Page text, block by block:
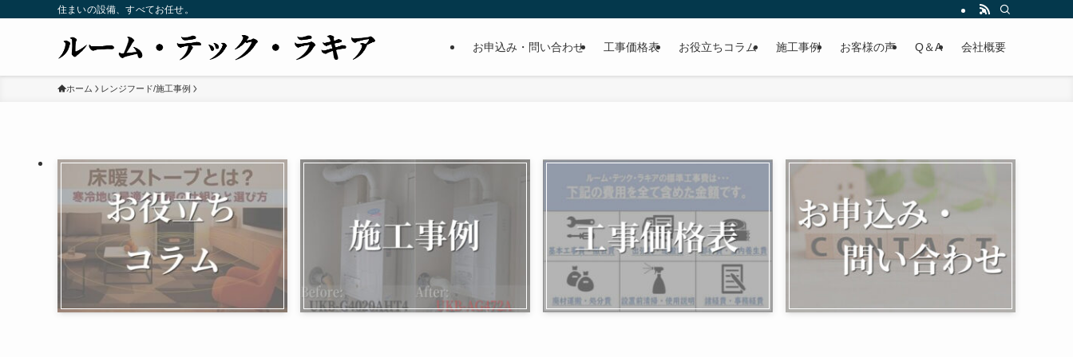
住まいの設備、すべてお任せ。
お申込み・問い合わせ 工事価格表 お役立ちコラム 施工事例 お客様の声 Q＆A 会社概要
ホーム レンジフード/施工事例